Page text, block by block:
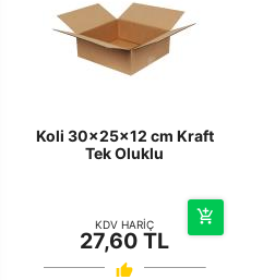
Koli 30x25x12 cm Kraft
Tek Oluklu
KDV HARİÇ
27,60 TL